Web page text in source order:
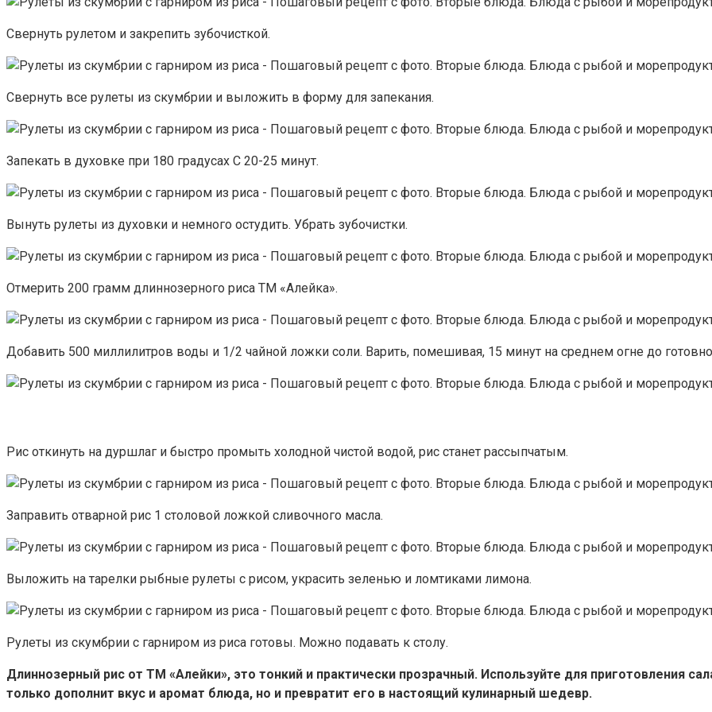
Свернуть рулетом и закрепить зубочисткой.
Свернуть все рулеты из скумбрии и выложить в форму для запекания.
Запекать в духовке при 180 градусах С 20-25 минут.
Вынуть рулеты из духовки и немного остудить. Убрать зубочистки.
Отмерить 200 грамм длиннозерного риса ТМ «Алейка».
Добавить 500 миллилитров воды и 1/2 чайной ложки соли. Варить, помешивая, 15 минут на среднем огне до
Рис откинуть на дуршлаг и быстро промыть холодной чистой водой, рис станет рассыпчатым.
Заправить отварной рис 1 столовой ложкой сливочного масла.
Выложить на тарелки рыбные рулеты с рисом, украсить зеленью и ломтиками лимона.
Рулеты из скумбрии с гарниром из риса готовы. Можно подавать к столу.
Длиннозерный рис от ТМ «Алейки», это тонкий и практически прозрачный. Используйте для приготовления
только дополнит вкус и аромат блюда, но и превратит его в настоящий кулинарный шедевр.